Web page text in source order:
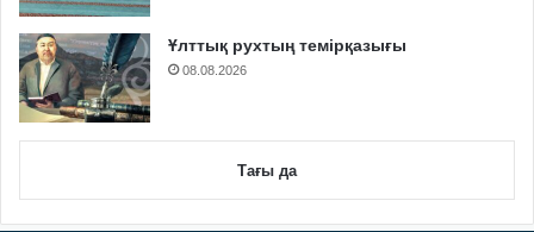
Ұлттық рухтың темірқазығы
08.08.2026
Тағы да